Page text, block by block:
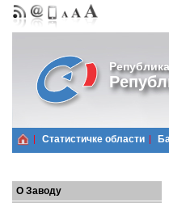
Статистичке области
О Заводу